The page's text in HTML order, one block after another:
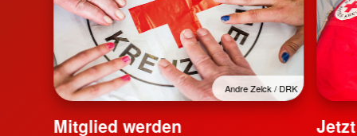
Andre Zelck / DRK
Mitglied werden